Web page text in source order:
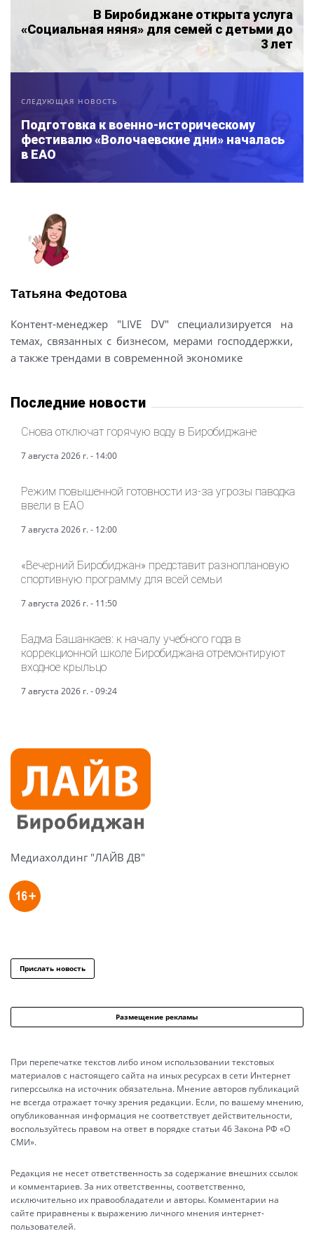
В Биробиджане открыта услуга
«Социальная няня» для семей с детьми до
3 лет
СЛЕДУЮЩАЯ НОВОСТЬ
Подготовка к военно-историческому
фестивалю «Волочаевские дни» началась
в ЕАО
Татьяна Федотова
Контент-менеджер "LIVE DV" специализируется на
темах, связанных с бизнесом, мерами господдержки,
а также трендами в современной экономике
Последние новости
Снова отключат горячую воду в Биробиджане
7 августа 2026 г. - 14:00
Режим повышенной готовности из-за угрозы паводка
ввели в ЕАО
7 августа 2026 г. - 12:00
«Вечерний Биробиджан» представит разноплановую
спортивную программу для всей семьи
7 августа 2026 г. - 11:50
Бадма Башанкаев: к началу учебного года в
коррекционной школе Биробиджана отремонтируют
входное крыльцо
7 августа 2026 г. - 09:24
Медиахолдинг "ЛАЙВ ДВ"
Прислать новость
Размещение рекламы
При перепечатке текстов либо ином использовании текстовых
материалов с настоящего сайта на иных ресурсах в сети Интернет
гиперссылка на источник обязательна. Мнение авторов публикаций
не всегда отражает точку зрения редакции. Если, по вашему мнению,
опубликованная информация не соответствует действительности,
воспользуйтесь правом на ответ в порядке статьи 46 Закона РФ «О
СМИ».
Редакция не несет ответственность за содержание внешних ссылок
и комментариев. За них ответственны, соответственно,
исключительно их правообладатели и авторы. Комментарии на
сайте приравнены к выражению личного мнения интернет-
пользователей.